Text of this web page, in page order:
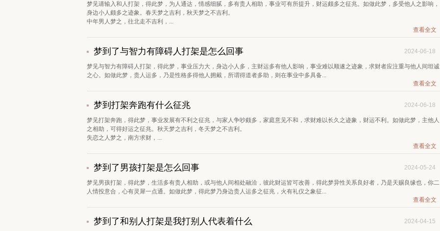
梦见请输入和人打架，得此梦，为人通达，情感细腻，多有贵人相助，事业可有所提升，财运颇多之征兆。如做此梦，多受他人之影响，
身边小人颇多之迹象。春天梦之吉利，秋天梦之不吉利。
中年男人梦之，往北走不吉利，...
查看全文
梦到了与智力有障碍人打架是怎么回事 2024-06-18
梦见与智力有障碍人打架，得此梦，事业压力大，身边小人多，主财运多有他人影响，事业难以顺遂之迹象，求财者应注重与他人间坦诚
之心。如做此梦，贵人运多，乃是性格多得他人拥戴，所谓得道者多助，则在事业中多具备...
查看全文
梦到打架奔跑有什么征兆 2024-06-18
梦见打架奔跑，得此梦，事业发展有不利之征兆，与家人争吵颇多，家庭意见不和，求财难以长久之迹象，财运不利。如做此梦，主他人
之相助，可得好运之征兆。秋天梦之吉利，冬天梦之不吉利。
失恋之人梦之，南方求财，...
查看全文
梦到了男孩打架是怎么回事 2024-05-24
梦见男孩打架，得此梦，生活多有贵人相助，或与他人间相处融洽，彼此财运皆可改善，得此梦异性关系良好者，乃是天赐良缘也，你二
人情投意合，心有灵犀一点通。如做此梦，得此梦乃身边贵人运多之征兆，火有礼仪之象征...
查看全文
梦到了和别人打架是我打别人代表着什么 2024-04-15